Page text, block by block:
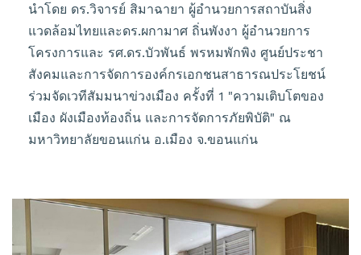
นำโดย ดร.วิจารย์ สิมาฉายา ผู้อำนวยการสถาบันสิ่ง
แวดล้อมไทยและดร.ผกามาศ ถิ่นพังงา ผู้อำนวยการ
โครงการและ รศ.ดร.บัวพันธ์ พรหมพักพิง ศูนย์ประชา
สังคมและการจัดการองค์กรเอกชนสาธารณประโยชน์
ร่วมจัดเวทีสัมมนาข่วงเมือง ครั้งที่ 1 "ความเติบโตของ
เมือง ผังเมืองท้องถิ่น และการจัดการภัยพิบัติ" ณ
มหาวิทยาลัยขอนแก่น อ.เมือง จ.ขอนแก่น